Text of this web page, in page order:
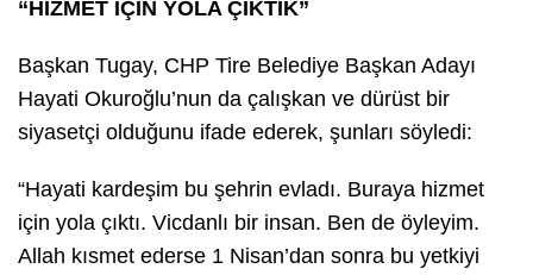
“HİZMET İÇİN YOLA ÇIKTIK”
Başkan Tugay, CHP Tire Belediye Başkan Adayı
Hayati Okuroğlu’nun da çalışkan ve dürüst bir
siyasetçi olduğunu ifade ederek, şunları söyledi:
“Hayati kardeşim bu şehrin evladı. Buraya hizmet
için yola çıktı. Vicdanlı bir insan. Ben de öyleyim.
Allah kısmet ederse 1 Nisan’dan sonra bu yetkiyi